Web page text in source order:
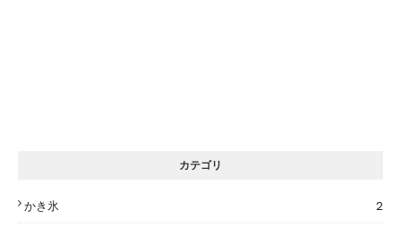
カテゴリ
かき氷
2